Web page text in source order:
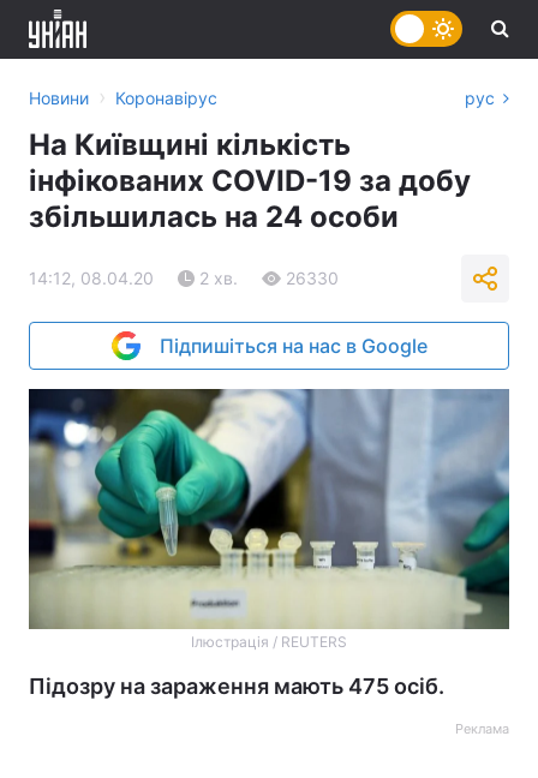
Новини › Коронавірус рус
На Київщині кількість
інфікованих COVID-19 за добу
збільшилась на 24 особи
14:12, 08.04.20 2 хв. 26330
Підпишіться на нас в Google
Ілюстрація / REUTERS
Підозру на зараження мають 475 осіб.
Реклама